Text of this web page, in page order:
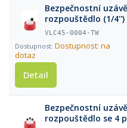
Bezpečnostní
rozpouštědlo (1/
VLC45-0004-TW
Dostupnost: na
dotaz
Detail
Bezpečnostní
rozpouštědlo se 4